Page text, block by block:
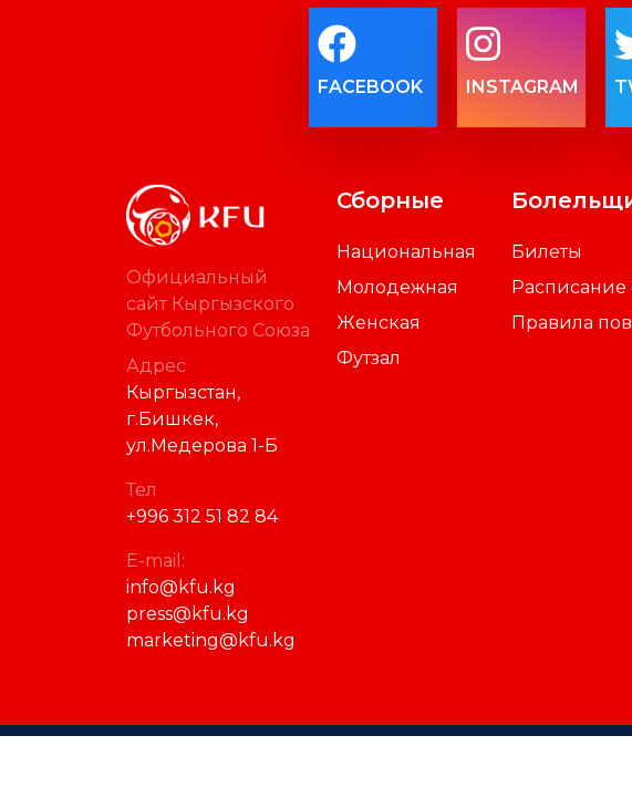
FACEBOOK INSTAGRAM
Официальный
сайт Кыргызского
Футбольного Союза
Адрес
Кыргызстан,
г.Бишкек,
ул.Медерова 1-Б
Тел
+996 312 51 82 84
E-mail:
info@kfu.kg
press@kfu.kg
marketing@kfu.kg
Сборные
Национальная
Молодежная
Женская
Футзал
Билеты
Расписание
Правила